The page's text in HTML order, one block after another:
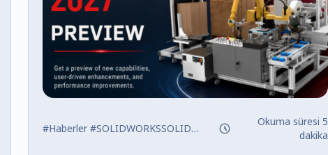
#Haberler #SOLIDWORKSSOLIDWORKS #Yenilikler
Okuma süresi 5
dakika